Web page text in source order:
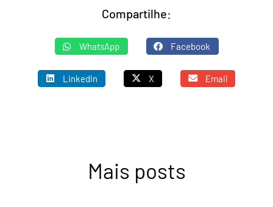
Compartilhe:
WhatsApp Facebook
LinkedIn X Email
Mais posts